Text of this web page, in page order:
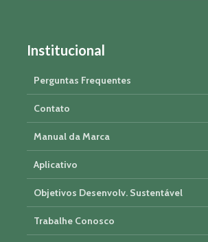
Institucional
Perguntas Frequentes
Contato
Manual da Marca
Aplicativo
Objetivos Desenvolv. Sustentável
Trabalhe Conosco